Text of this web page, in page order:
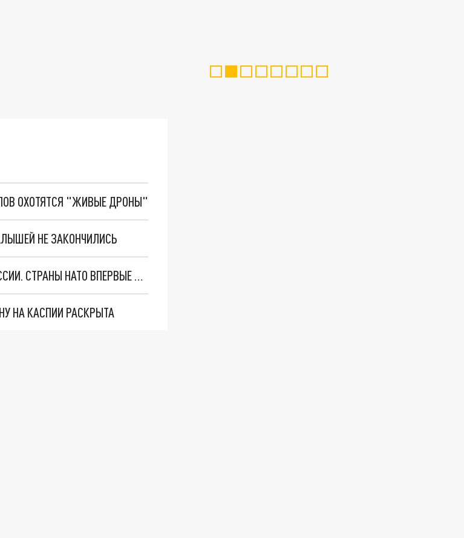
ОХОТЯТСЯ "ЖИВЫЕ ДРОНЫ"
НЕ ЗАКОНЧИЛИСЬ
"ОЧЕНЬ ПЛОХИЕ НОВОСТИ": БОЛЬШАЯ ОШИБКА PALANTIR В РОССИИ. СТРАНЫ НАТО ВПЕРВЫЕ ЗА СВО ОСТАНОВИЛИ ПОСТАВКИ ОРУЖИЯ. ВСУ ТЕРЯЮТ ПРИГРАНИЧЬЕ?
НА КАСПИИ РАСКРЫТА